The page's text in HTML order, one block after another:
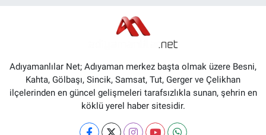
Adıyamanlılar Net; Adıyaman merkez başta olmak üzere Besni,
Kahta, Gölbaşı, Sincik, Samsat, Tut, Gerger ve Çelikhan
ilçelerinden en güncel gelişmeleri tarafsızlıkla sunan, şehrin en
köklü yerel haber sitesidir.